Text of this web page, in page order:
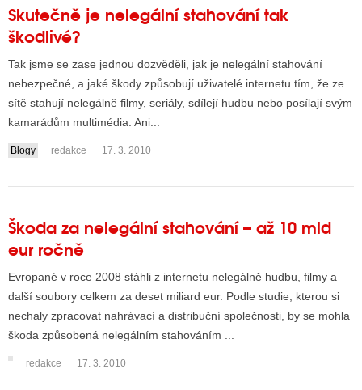
Skutečně je nelegální stahování tak
škodlivé?
Tak jsme se zase jednou dozvěděli, jak je nelegální stahování
nebezpečné, a jaké škody způsobují uživatelé internetu tím, že ze
sítě stahují nelegálně filmy, seriály, sdílejí hudbu nebo posílají svým
kamarádům multimédia. Ani...
Blogy redakce 17. 3. 2010
Škoda za nelegální stahování – až 10 mld
eur ročně
Evropané v roce 2008 stáhli z internetu nelegálně hudbu, filmy a
další soubory celkem za deset miliard eur. Podle studie, kterou si
nechaly zpracovat nahrávací a distribuční společnosti, by se mohla
škoda způsobená nelegálním stahováním ...
redakce 17. 3. 2010